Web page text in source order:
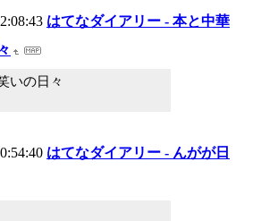
はてなダイアリー - 本と中華
いの日々
はてなダイアリー - んがが日